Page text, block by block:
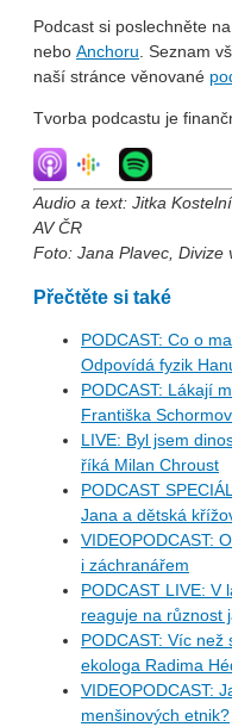
Podcast si poslechněte
nebo Anchoru. Seznam
naší stránce věnované
Tvorba podcastu je
Audio a text: Jitka
AV ČR
Foto: Jana Plavec, Divize
Přečtěte si také
PODCAST: Co o
Odpovídá fyzik
PODCAST: Lákají
Františka
LIVE: Byl jsem
říká Milan Chroust
PODCAST
Jana a dětská
VIDEOPODCAST:
i záchranářem
PODCAST LIVE: V
reaguje na různost
PODCAST: Víc
ekologa Radima
VIDEOPODCAST:
menšinových etnik?